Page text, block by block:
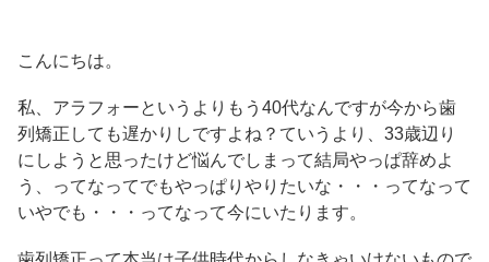
こんにちは。
私、アラフォーというよりもう40代なんですが今から歯
列矯正しても遅かりしですよね？ていうより、33歳辺り
にしようと思ったけど悩んでしまって結局やっぱ辞めよ
う、ってなってでもやっぱりやりたいな・・・ってなって
いやでも・・・ってなって今にいたります。